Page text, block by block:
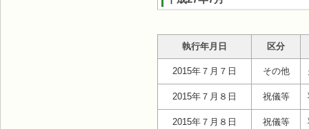
執行年月日 区分
2015年７月７日 その他
2015年７月８日 祝儀等
2015年７月８日 祝儀等